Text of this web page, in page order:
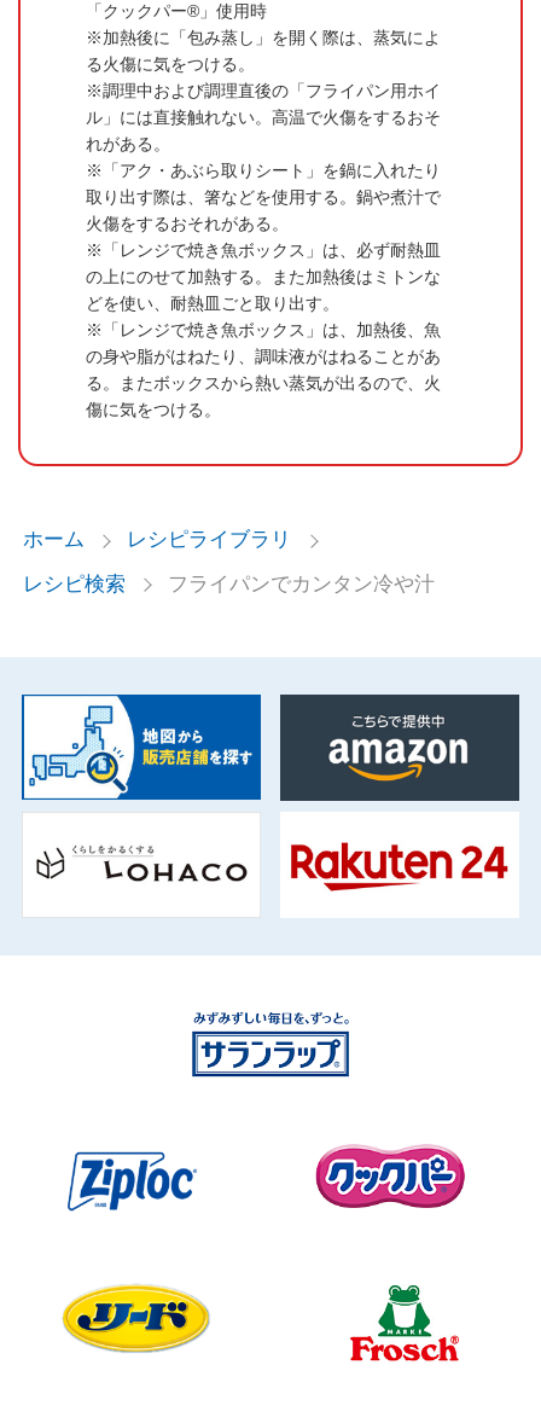
「クックパー®」使用時
加熱後に「包み蒸し」を開く際は、蒸気によ
る火傷に気をつける。
調理中および調理直後の「フライパン用ホイ
ル」には直接触れない。高温で火傷をするおそ
れがある。
「アク・あぶら取りシート」を鍋に入れたり
取り出す際は、箸などを使用する。鍋や煮汁で
火傷をするおそれがある。
「レンジで焼き魚ボックス」は、必ず耐熱皿
の上にのせて加熱する。また加熱後はミトンな
どを使い、耐熱皿ごと取り出す。
「レンジで焼き魚ボックス」は、加熱後、魚
の身や脂がはねたり、調味液がはねることがあ
る。またボックスから熱い蒸気が出るので、火
傷に気をつける。
ホーム
レシピライブラリ
レシピ検索
フライパンでカンタン冷や汁